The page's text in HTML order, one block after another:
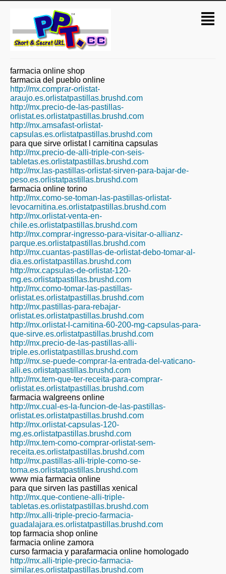
farmacia online shop
farmacia del pueblo online
http://mx.comprar-orlistat-
araujo.es.orlistatpastillas.brushd.com
http://mx.precio-de-las-pastillas-
orlistat.es.orlistatpastillas.brushd.com
http://mx.amsafast-orlistat-
capsulas.es.orlistatpastillas.brushd.com
para que sirve orlistat l carnitina capsulas
http://mx.precio-de-alli-triple-con-seis-
tabletas.es.orlistatpastillas.brushd.com
http://mx.las-pastillas-orlistat-sirven-para-bajar-de-
peso.es.orlistatpastillas.brushd.com
farmacia online torino
http://mx.como-se-toman-las-pastillas-orlistat-
levocarnitina.es.orlistatpastillas.brushd.com
http://mx.orlistat-venta-en-
chile.es.orlistatpastillas.brushd.com
http://mx.comprar-ingresso-para-visitar-o-allianz-
parque.es.orlistatpastillas.brushd.com
http://mx.cuantas-pastillas-de-orlistat-debo-tomar-al-
dia.es.orlistatpastillas.brushd.com
http://mx.capsulas-de-orlistat-120-
mg.es.orlistatpastillas.brushd.com
http://mx.como-tomar-las-pastillas-
orlistat.es.orlistatpastillas.brushd.com
http://mx.pastillas-para-rebajar-
orlistat.es.orlistatpastillas.brushd.com
http://mx.orlistat-l-carnitina-60-200-mg-capsulas-para-
que-sirve.es.orlistatpastillas.brushd.com
http://mx.precio-de-las-pastillas-alli-
triple.es.orlistatpastillas.brushd.com
http://mx.se-puede-comprar-la-entrada-del-vaticano-
alli.es.orlistatpastillas.brushd.com
http://mx.tem-que-ter-receita-para-comprar-
orlistat.es.orlistatpastillas.brushd.com
farmacia walgreens online
http://mx.cual-es-la-funcion-de-las-pastillas-
orlistat.es.orlistatpastillas.brushd.com
http://mx.orlistat-capsulas-120-
mg.es.orlistatpastillas.brushd.com
http://mx.tem-como-comprar-orlistat-sem-
receita.es.orlistatpastillas.brushd.com
http://mx.pastillas-alli-triple-como-se-
toma.es.orlistatpastillas.brushd.com
www mia farmacia online
para que sirven las pastillas xenical
http://mx.que-contiene-alli-triple-
tabletas.es.orlistatpastillas.brushd.com
http://mx.alli-triple-precio-farmacia-
guadalajara.es.orlistatpastillas.brushd.com
top farmacia shop online
farmacia online zamora
curso farmacia y parafarmacia online homologado
http://mx.alli-triple-precio-farmacia-
similar.es.orlistatpastillas.brushd.com